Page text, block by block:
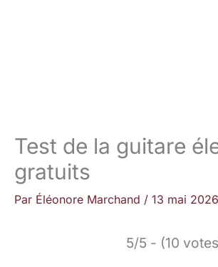
Test de la guitare
gratuits
Par Éléonore Marchand / 13 mai 2026
5/5 - (10